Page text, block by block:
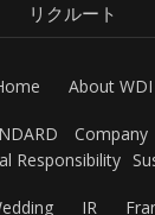
リクルート
About WDI
Company
Responsibility
IR